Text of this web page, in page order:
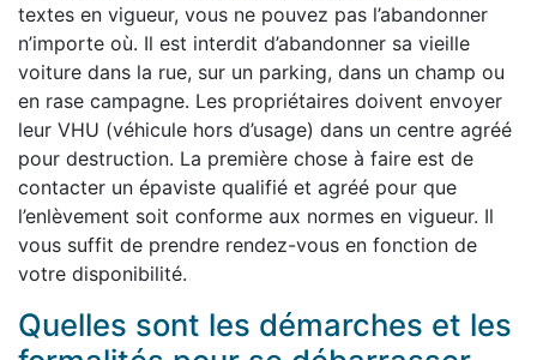
textes en vigueur, vous ne pouvez pas l’abandonner
n’importe où. Il est interdit d’abandonner sa vieille
voiture dans la rue, sur un parking, dans un champ ou
en rase campagne. Les propriétaires doivent envoyer
leur VHU (véhicule hors d’usage) dans un centre agréé
pour destruction. La première chose à faire est de
contacter un épaviste qualifié et agréé pour que
l’enlèvement soit conforme aux normes en vigueur. Il
vous suffit de prendre rendez-vous en fonction de
votre disponibilité.
Quelles sont les démarches et les